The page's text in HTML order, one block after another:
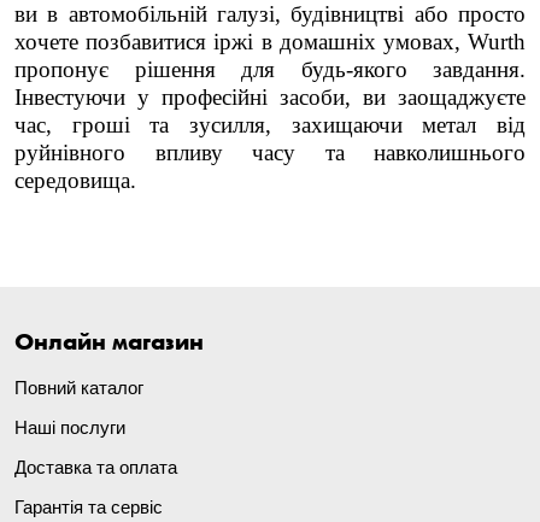
ви в автомобільній галузі, будівництві або просто
хочете позбавитися іржі в домашніх умовах, Wurth
пропонує рішення для будь-якого завдання.
Інвестуючи у професійні засоби, ви заощаджуєте
час, гроші та зусилля, захищаючи метал від
руйнівного впливу часу та навколишнього
середовища.
Онлайн магазин
Повний каталог
Наші послуги
Доставка та оплата
Гарантія та сервіс